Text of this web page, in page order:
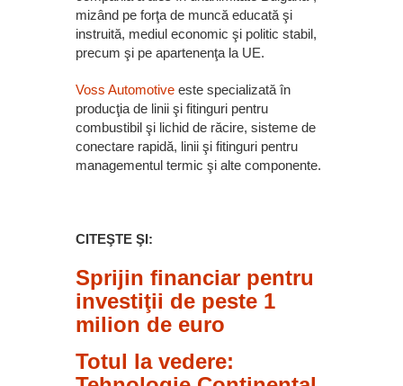
mizând pe forţa de muncă educată şi
instruită, mediul economic şi politic stabil,
precum şi pe apartenenţa la UE.
Voss Automotive este specializată în
producţia de linii şi fitinguri pentru
combustibil şi lichid de răcire, sisteme de
conectare rapidă, linii şi fitinguri pentru
managementul termic şi alte componente.
CITEŞTE ŞI:
Sprijin financiar pentru
investiţii de peste 1
milion de euro
Totul la vedere: